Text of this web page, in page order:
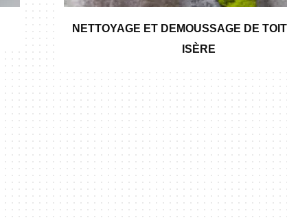
NETTOYAGE ET DEMOUSSAGE DE
ISÈRE